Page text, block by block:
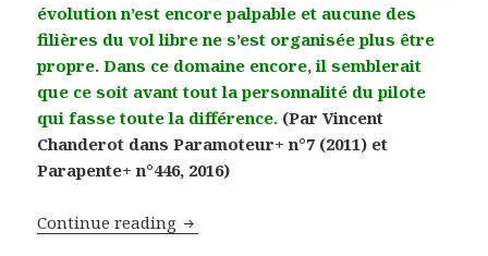
évolution n’est encore palpable et aucune des
filières du vol libre ne s’est organisée plus être
propre. Dans ce domaine encore, il semblerait
que ce soit avant tout la personnalité du pilote
qui fasse toute la différence. (Par Vincent
Chanderot dans Paramoteur+ n°7 (2011) et
Parapente+ n°446, 2016)
Continue reading Les clés pour un parapente soutenable